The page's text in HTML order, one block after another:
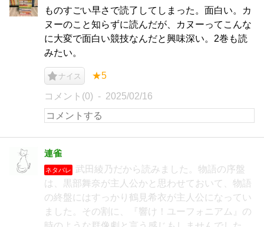
ものすごい早さで読了してしまった。面白い。カ
ヌーのこと知らずに読んだが、カヌーってこんな
に大変で面白い競技なんだと興味深い。2巻も読
みたい。
ナイス ★5
コメント(0) 2025/02/16
連雀
ネタバレ
武田綾乃だから読みました。物語の序盤
は、黒部舞奈が主人公かと思わせておいて、物語
の終盤にはすっかり鶴見希衣が主人公になってい
ました。その割に、『響け！ユーフォニアム』の